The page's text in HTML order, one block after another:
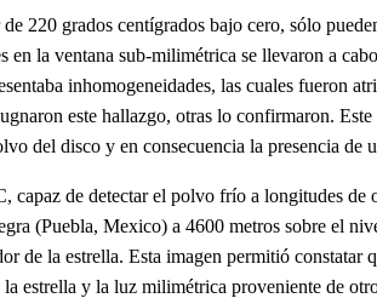
220 grados centígrados bajo cero, sólo
la ventana sub-milimétrica se llevaron a
inhomogeneidades, las cuales fueron
este hallazgo, otras lo confirmaron.
del disco y en consecuencia la presencia de
de detectar el polvo frío a longitudes de
(Puebla, Mexico) a 4600 metros sobre el
la estrella. Esta imagen permitió constatar
estrella y la luz milimétrica proveniente de